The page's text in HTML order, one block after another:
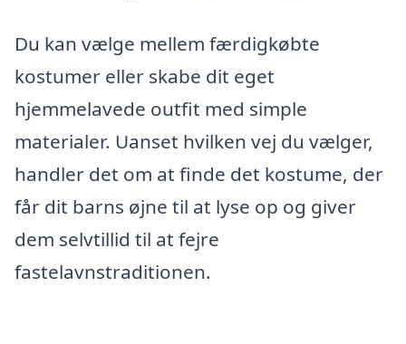
Du kan vælge mellem færdigkøbte
kostumer eller skabe dit eget
hjemmelavede outfit med simple
materialer. Uanset hvilken vej du vælger,
handler det om at finde det kostume, der
får dit barns øjne til at lyse op og giver
dem selvtillid til at fejre
fastelavnstraditionen.